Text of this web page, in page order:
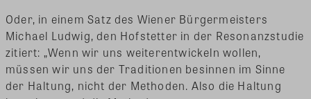
Oder, in einem Satz des Wiener Bürgermeisters
Michael Ludwig, den Hofstetter in der Resonanzstudie
zitiert: „Wenn wir uns weiterentwickeln wollen,
müssen wir uns der Traditionen besinnen im Sinne
der Haltung, nicht der Methoden. Also die Haltung